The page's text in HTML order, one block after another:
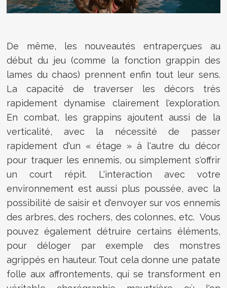
De même, les nouveautés entraperçues au
début du jeu (comme la fonction grappin des
lames du chaos) prennent enfin tout leur sens.
La capacité de traverser les décors très
rapidement dynamise clairement l'exploration.
En combat, les grappins ajoutent aussi de la
verticalité, avec la nécessité de passer
rapidement d'un « étage » à l'autre du décor
pour traquer les ennemis, ou simplement s'offrir
un court répit. L'interaction avec votre
environnement est aussi plus poussée, avec la
possibilité de saisir et d'envoyer sur vos ennemis
des arbres, des rochers, des colonnes, etc. Vous
pouvez également détruire certains éléments,
pour déloger par exemple des monstres
agrippés en hauteur. Tout cela donne une patate
folle aux affrontements, qui se transforment en